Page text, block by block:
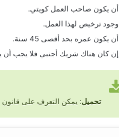
أن يكون صاحب العمل كويتي.
وجود ترخيص لهذا العمل.
أن يكون عمره بحد أقصى 45 سنة.
إن كان هناك شريك أجنبي فلا يجب أن
تحميل: يمكن التعرف على